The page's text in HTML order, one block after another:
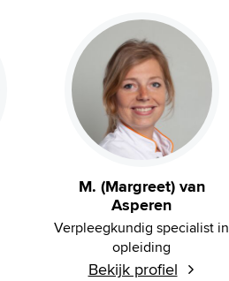
M. (Margreet) van
Asperen
Verpleegkundig specialist in
opleiding
Bekijk profiel